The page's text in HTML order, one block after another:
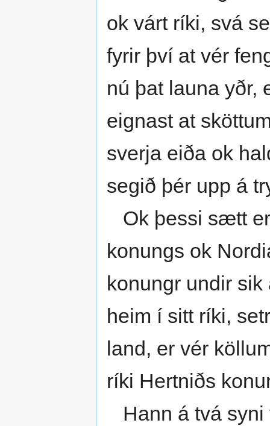
ok várt ríki, svá
fyrir því at vér
nú þat launa yðr,
eignast at
sverja eiða ok
segið þér upp á
Ok þessi sætt
konungs ok
konungr undir
heim í sitt ríki,
land, er vér
ríki Hertniðs
Hann á tvá syni